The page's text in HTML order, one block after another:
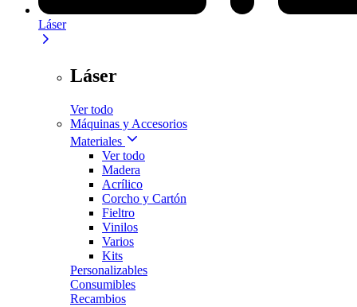
Láser
Láser
Ver todo
Máquinas y Accesorios
Materiales
Ver todo
Madera
Acrílico
Corcho y Cartón
Fieltro
Vinilos
Varios
Kits
Personalizables
Consumibles
Recambios